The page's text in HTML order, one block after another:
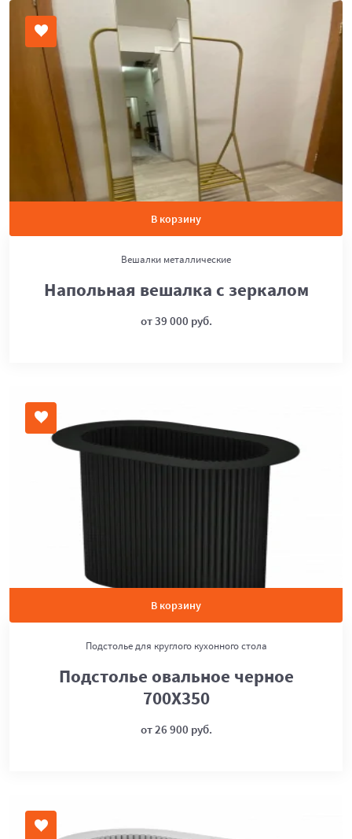
В корзину
Вешалки металлические
Напольная вешалка с зеркалом
от 39 000 руб.
В корзину
Подстолье для круглого кухонного стола
Подстолье овальное черное
700Х350
от 26 900 руб.